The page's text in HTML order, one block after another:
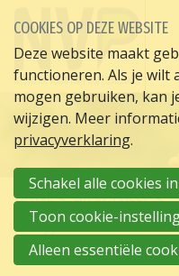
HOME
HR ACTUEEL
BEN JIJ GOED
MOBILITEIT GAAT IN OP 1
COOKIES OP DEZE WEBSITE
Deze website maakt
functioneren. Als je wilt
mogen gebruiken, kan
wijzigen. Meer
privacyverklaring.
Schakel alle cookies in
Toon cookie-
Alleen essentiële